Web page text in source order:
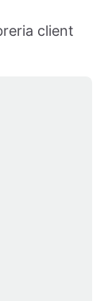
client